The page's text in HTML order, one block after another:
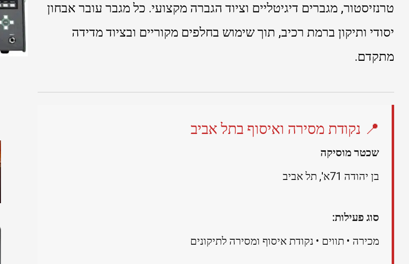
טרנזיסטור, מגברים דיגיטליים וציוד הגברה מקצועי. כל מגבר עובר אבחון
יסודי ותיקון ברמת רכיב, תוך שימוש בחלפים מקוריים ובציוד מדידה
מתקדם.
📍 נקודת מסירה ואיסוף בתל אביב
שכטר מוסיקה
בן יהודה 71א', תל אביב
סוג פעילות:
מכירה • תווים • נקודת איסוף ומסירה לתיקונים